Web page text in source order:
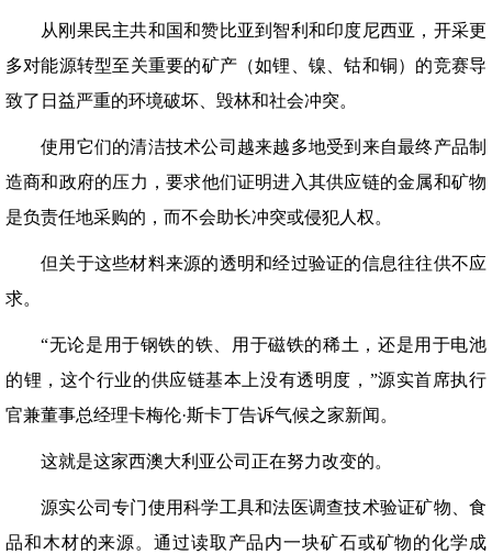
从刚果民主共和国和赞比亚到智利和印度尼西亚，开采更
多对能源转型至关重要的矿产（如锂、镍、钴和铜）的竞赛导
致了日益严重的环境破坏、毁林和社会冲突。
使用它们的清洁技术公司越来越多地受到来自最终产品制
造商和政府的压力，要求他们证明进入其供应链的金属和矿物
是负责任地采购的，而不会助长冲突或侵犯人权。
但关于这些材料来源的透明和经过验证的信息往往供不应
求。
“无论是用于钢铁的铁、用于磁铁的稀土，还是用于电池
的锂，这个行业的供应链基本上没有透明度，”源实首席执行
官兼董事总经理卡梅伦·斯卡丁告诉气候之家新闻。
这就是这家西澳大利亚公司正在努力改变的。
源实公司专门使用科学工具和法医调查技术验证矿物、食
品和木材的来源。通过读取产品内一块矿石或矿物的化学成